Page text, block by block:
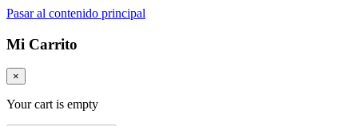
Pasar al contenido principal
Mi Carrito
×
Your cart is empty